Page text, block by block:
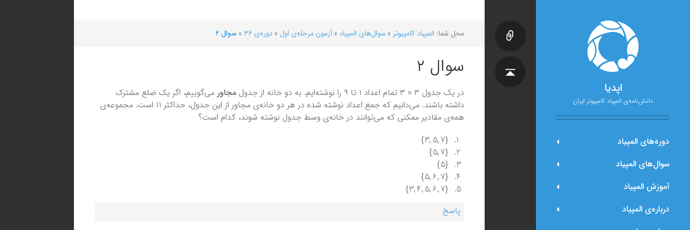
اپدیا
دانش‌نامه‌ی المپیاد کامپیوتر ایران
دوره‌های المپیاد
سوال‌های المپیاد
آموزش المپیاد
درباره‌ی المپیاد
محل شما: المپیاد کامپیوتر » سوال‌های المپیاد »آزمون مرحله‌ی اول » دوره‌ی ۳۶ » سوال ۲
سوال ۲
در یک جدول ۳ × ۳ تمام اعداد ۱ تا ۹ را نوشته‌ایم. به دو خانه از جدول مجاور می‌گوییم، اگر یک ضلع مشترک
داشته باشند. می‌دانیم که جمع اعداد نوشته شده در هر دو خانه‌ی مجاور از این جدول، حداکثر ۱۱ است. مجموعه‌ی
همه‌ی مقادیر ممکنی که می‌توانند در خانه‌ی وسط جدول نوشته شوند، کدام است؟
{
3, ,7
}
{
5,7
}
{
5
}
{
5 6,7
}
{
3, 4,5,67
}
پاسخ